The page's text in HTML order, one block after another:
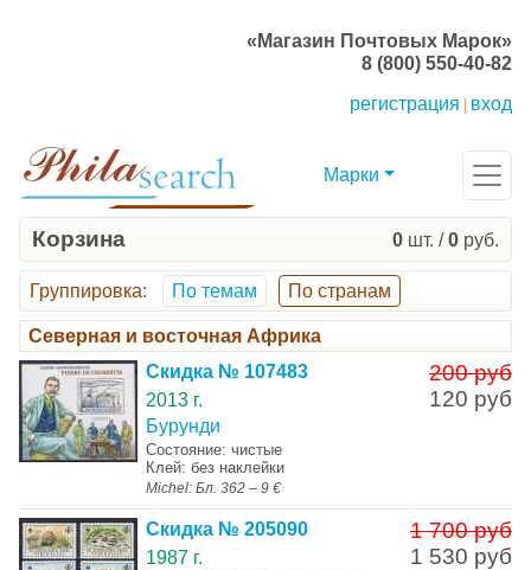
«Магазин Почтовых Марок»
8 (800) 550-40-82
регистрация
вход
Марки
Корзина 0 шт. /0 руб.
Группировка: По темам По странам
Северная и восточная Африка
200 руб
120 руб
Скидка № 107483
2013 г.
Бурунди
Состояние: чистые
Клей: без наклейки
Michel: Бл. 362 – 9 €
1 700 руб
1 530 руб
Скидка № 205090
1987 г.